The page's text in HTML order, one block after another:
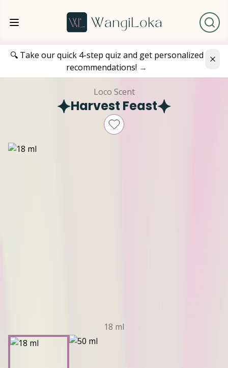
🔍 Take our quick 4-step quiz and get personalized
recommendations! →
Loco Scent
Harvest Feast
18 ml